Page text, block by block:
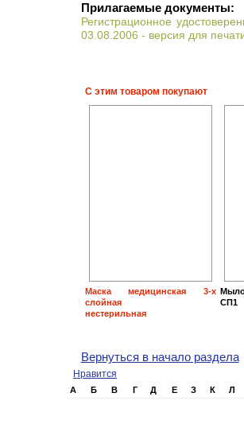
Прилагаемые документы:
Регистрационное
03.08.2006 - версия для
С этим товаром покупают
Маска медицинская 3-х
слойная
нестерильная
СП1
Вернуться в начало раздела
Нравится
А Б В Г Д Е З К Л